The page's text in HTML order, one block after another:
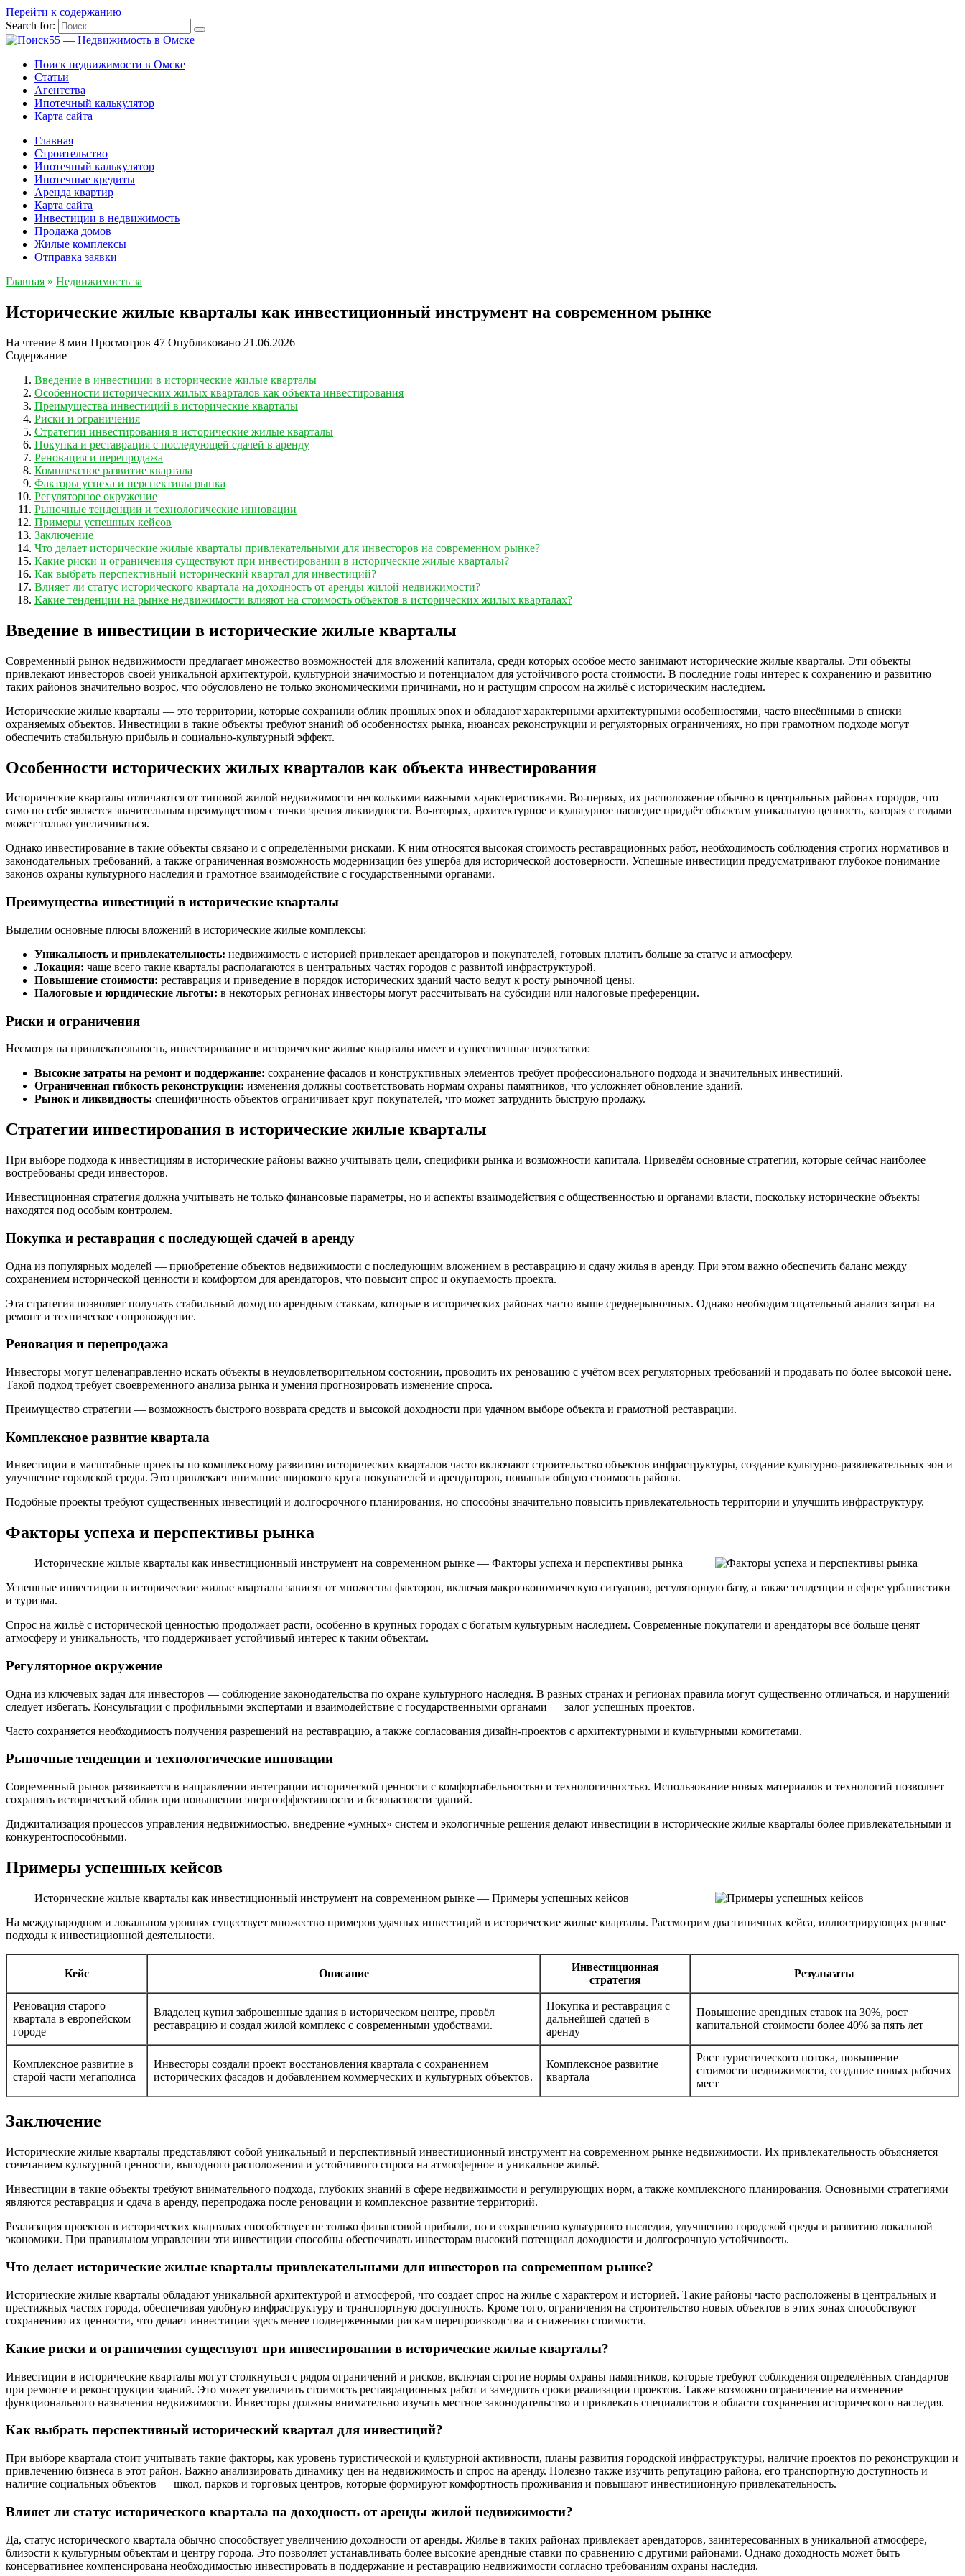
Перейти к содержанию
Search for:
Поиск недвижимости в Омске
Статьи
Агентства
Ипотечный калькулятор
Карта сайта
Главная
Строительство
Ипотечный калькулятор
Ипотечные кредиты
Аренда квартир
Карта сайта
Инвестиции в недвижимость
Продажа домов
Жилые комплексы
Отправка заявки
Главная » Недвижимость за
Исторические жилые кварталы как инвестиционный инструмент на современном рынке
На чтение 8 мин Просмотров 47 Опубликовано 21.06.2026
Содержание
Введение в инвестиции в исторические жилые кварталы
Особенности исторических жилых кварталов как объекта инвестирования
Преимущества инвестиций в исторические кварталы
Риски и ограничения
Стратегии инвестирования в исторические жилые кварталы
Покупка и реставрация с последующей сдачей в аренду
Реновация и перепродажа
Комплексное развитие квартала
Факторы успеха и перспективы рынка
Регуляторное окружение
Рыночные тенденции и технологические инновации
Примеры успешных кейсов
Заключение
Что делает исторические жилые кварталы привлекательными для инвесторов на современном рынке?
Какие риски и ограничения существуют при инвестировании в исторические жилые кварталы?
Как выбрать перспективный исторический квартал для инвестиций?
Влияет ли статус исторического квартала на доходность от аренды жилой недвижимости?
Какие тенденции на рынке недвижимости влияют на стоимость объектов в исторических жилых кварталах?
Введение в инвестиции в исторические жилые кварталы
Современный рынок недвижимости предлагает множество возможностей для вложений капитала, среди которых особое место занимают исторические жилые кварталы. Эти объекты
привлекают инвесторов своей уникальной архитектурой, культурной значимостью и потенциалом для устойчивого роста стоимости. В последние годы интерес к сохранению и развитию
таких районов значительно возрос, что обусловлено не только экономическими причинами, но и растущим спросом на жильё с историческим наследием.
Исторические жилые кварталы — это территории, которые сохранили облик прошлых эпох и обладают характерными архитектурными особенностями, часто внесёнными в списки
охраняемых объектов. Инвестиции в такие объекты требуют знаний об особенностях рынка, нюансах реконструкции и регуляторных ограничениях, но при грамотном подходе могут
обеспечить стабильную прибыль и социально-культурный эффект.
Особенности исторических жилых кварталов как объекта инвестирования
Исторические кварталы отличаются от типовой жилой недвижимости несколькими важными характеристиками. Во-первых, их расположение обычно в центральных районах городов, что
само по себе является значительным преимуществом с точки зрения ликвидности. Во-вторых, архитектурное и культурное наследие придаёт объектам уникальную ценность, которая с годами
может только увеличиваться.
Однако инвестирование в такие объекты связано и с определёнными рисками. К ним относятся высокая стоимость реставрационных работ, необходимость соблюдения строгих нормативов и
законодательных требований, а также ограниченная возможность модернизации без ущерба для исторической достоверности. Успешные инвестиции предусматривают глубокое понимание
законов охраны культурного наследия и грамотное взаимодействие с государственными органами.
Преимущества инвестиций в исторические кварталы
Выделим основные плюсы вложений в исторические жилые комплексы:
Уникальность и привлекательность: недвижимость с историей привлекает арендаторов и покупателей, готовых платить больше за статус и атмосферу.
Локация: чаще всего такие кварталы располагаются в центральных частях городов с развитой инфраструктурой.
Повышение стоимости: реставрация и приведение в порядок исторических зданий часто ведут к росту рыночной цены.
Налоговые и юридические льготы: в некоторых регионах инвесторы могут рассчитывать на субсидии или налоговые преференции.
Риски и ограничения
Несмотря на привлекательность, инвестирование в исторические жилые кварталы имеет и существенные недостатки:
Высокие затраты на ремонт и поддержание: сохранение фасадов и конструктивных элементов требует профессионального подхода и значительных инвестиций.
Ограниченная гибкость реконструкции: изменения должны соответствовать нормам охраны памятников, что усложняет обновление зданий.
Рынок и ликвидность: специфичность объектов ограничивает круг покупателей, что может затруднить быструю продажу.
Стратегии инвестирования в исторические жилые кварталы
При выборе подхода к инвестициям в исторические районы важно учитывать цели, специфики рынка и возможности капитала. Приведём основные стратегии, которые сейчас наиболее
востребованы среди инвесторов.
Инвестиционная стратегия должна учитывать не только финансовые параметры, но и аспекты взаимодействия с общественностью и органами власти, поскольку исторические объекты
находятся под особым контролем.
Покупка и реставрация с последующей сдачей в аренду
Одна из популярных моделей — приобретение объектов недвижимости с последующим вложением в реставрацию и сдачу жилья в аренду. При этом важно обеспечить баланс между
сохранением исторической ценности и комфортом для арендаторов, что повысит спрос и окупаемость проекта.
Эта стратегия позволяет получать стабильный доход по арендным ставкам, которые в исторических районах часто выше среднерыночных. Однако необходим тщательный анализ затрат на
ремонт и техническое сопровождение.
Реновация и перепродажа
Инвесторы могут целенаправленно искать объекты в неудовлетворительном состоянии, проводить их реновацию с учётом всех регуляторных требований и продавать по более высокой цене.
Такой подход требует своевременного анализа рынка и умения прогнозировать изменение спроса.
Преимущество стратегии — возможность быстрого возврата средств и высокой доходности при удачном выборе объекта и грамотной реставрации.
Комплексное развитие квартала
Инвестиции в масштабные проекты по комплексному развитию исторических кварталов часто включают строительство объектов инфраструктуры, создание культурно-развлекательных зон и
улучшение городской среды. Это привлекает внимание широкого круга покупателей и арендаторов, повышая общую стоимость района.
Подобные проекты требуют существенных инвестиций и долгосрочного планирования, но способны значительно повысить привлекательность территории и улучшить инфраструктуру.
Факторы успеха и перспективы рынка
Исторические жилые кварталы как инвестиционный инструмент на современном рынке — Факторы успеха и перспективы рынка
Успешные инвестиции в исторические жилые кварталы зависят от множества факторов, включая макроэкономическую ситуацию, регуляторную базу, а также тенденции в сфере урбанистики
и туризма.
Спрос на жильё с исторической ценностью продолжает расти, особенно в крупных городах с богатым культурным наследием. Современные покупатели и арендаторы всё больше ценят
атмосферу и уникальность, что поддерживает устойчивый интерес к таким объектам.
Регуляторное окружение
Одна из ключевых задач для инвесторов — соблюдение законодательства по охране культурного наследия. В разных странах и регионах правила могут существенно отличаться, и нарушений
следует избегать. Консультации с профильными экспертами и взаимодействие с государственными органами — залог успешных проектов.
Часто сохраняется необходимость получения разрешений на реставрацию, а также согласования дизайн-проектов с архитектурными и культурными комитетами.
Рыночные тенденции и технологические инновации
Современный рынок развивается в направлении интеграции исторической ценности с комфортабельностью и технологичностью. Использование новых материалов и технологий позволяет
сохранять исторический облик при повышении энергоэффективности и безопасности зданий.
Диджитализация процессов управления недвижимостью, внедрение «умных» систем и экологичные решения делают инвестиции в исторические жилые кварталы более привлекательными и
конкурентоспособными.
Примеры успешных кейсов
Исторические жилые кварталы как инвестиционный инструмент на современном рынке — Примеры успешных кейсов
На международном и локальном уровнях существует множество примеров удачных инвестиций в исторические жилые кварталы. Рассмотрим два типичных кейса, иллюстрирующих разные
подходы к инвестиционной деятельности.
Кейс Описание
Инвестиционная
стратегия
Результаты
Реновация старого
квартала в европейском
городе
Владелец купил заброшенные здания в историческом центре, провёл
реставрацию и создал жилой комплекс с современными удобствами.
Покупка и реставрация с
дальнейшей сдачей в
аренду
Повышение арендных ставок на 30%, рост
капитальной стоимости более 40% за пять лет
Комплексное развитие в
старой части мегаполиса
Инвесторы создали проект восстановления квартала с сохранением
исторических фасадов и добавлением коммерческих и культурных объектов.
Комплексное развитие
квартала
Рост туристического потока, повышение
стоимости недвижимости, создание новых рабочих
мест
Заключение
Исторические жилые кварталы представляют собой уникальный и перспективный инвестиционный инструмент на современном рынке недвижимости. Их привлекательность объясняется
сочетанием культурной ценности, выгодного расположения и устойчивого спроса на атмосферное и уникальное жильё.
Инвестиции в такие объекты требуют внимательного подхода, глубоких знаний в сфере недвижимости и регулирующих норм, а также комплексного планирования. Основными стратегиями
являются реставрация и сдача в аренду, перепродажа после реновации и комплексное развитие территорий.
Реализация проектов в исторических кварталах способствует не только финансовой прибыли, но и сохранению культурного наследия, улучшению городской среды и развитию локальной
экономики. При правильном управлении эти инвестиции способны обеспечивать инвесторам высокий потенциал доходности и долгосрочную устойчивость.
Что делает исторические жилые кварталы привлекательными для инвесторов на современном рынке?
Исторические жилые кварталы обладают уникальной архитектурой и атмосферой, что создает спрос на жилье с характером и историей. Такие районы часто расположены в центральных и
престижных частях города, обеспечивая удобную инфраструктуру и транспортную доступность. Кроме того, ограничения на строительство новых объектов в этих зонах способствуют
сохранению их ценности, что делает инвестиции здесь менее подверженными рискам перепроизводства и снижению стоимости.
Какие риски и ограничения существуют при инвестировании в исторические жилые кварталы?
Инвестиции в исторические кварталы могут столкнуться с рядом ограничений и рисков, включая строгие нормы охраны памятников, которые требуют соблюдения определённых стандартов
при ремонте и реконструкции зданий. Это может увеличить стоимость реставрационных работ и замедлить сроки реализации проектов. Также возможно ограничение на изменение
функционального назначения недвижимости. Инвесторы должны внимательно изучать местное законодательство и привлекать специалистов в области сохранения исторического наследия.
Как выбрать перспективный исторический квартал для инвестиций?
При выборе квартала стоит учитывать такие факторы, как уровень туристической и культурной активности, планы развития городской инфраструктуры, наличие проектов по реконструкции и
привлечению бизнеса в этот район. Важно анализировать динамику цен на недвижимость и спрос на аренду. Полезно также изучить репутацию района, его транспортную доступность и
наличие социальных объектов — школ, парков и торговых центров, которые формируют комфортность проживания и повышают инвестиционную привлекательность.
Влияет ли статус исторического квартала на доходность от аренды жилой недвижимости?
Да, статус исторического квартала обычно способствует увеличению доходности от аренды. Жилье в таких районах привлекает арендаторов, заинтересованных в уникальной атмосфере,
близости к культурным объектам и центру города. Это позволяет устанавливать более высокие арендные ставки по сравнению с другими районами. Однако доходность может быть
консервативнее компенсирована необходимостью инвестировать в поддержание и реставрацию недвижимости согласно требованиям охраны наследия.